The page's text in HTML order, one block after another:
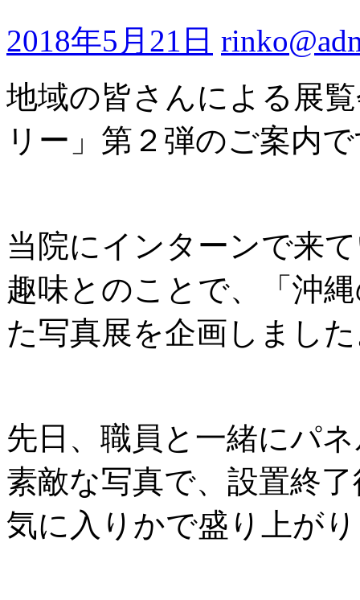
2018年5月21日
地域の皆さんによる展
リー」第２弾のご案内
当院にインターンで来
趣味とのことで、「沖
た写真展を企画しまし
先日、職員と一緒にパ
素敵な写真で、設置終
気に入りかで盛り上が